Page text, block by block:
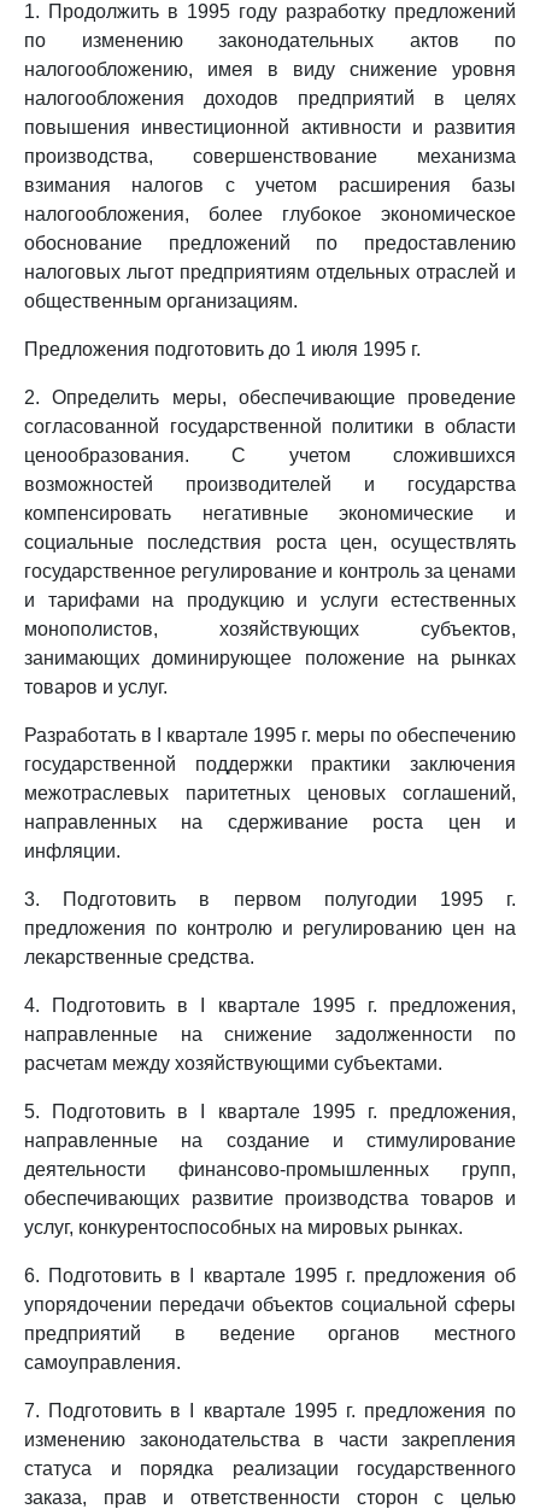
1. Продолжить в 1995 году разработку предложений
по изменению законодательных актов по
налогообложению, имея в виду снижение уровня
налогообложения доходов предприятий в целях
повышения инвестиционной активности и развития
производства, совершенствование механизма
взимания налогов с учетом расширения базы
налогообложения, более глубокое экономическое
обоснование предложений по предоставлению
налоговых льгот предприятиям отдельных отраслей и
общественным организациям.
Предложения подготовить до 1 июля 1995 г.
2. Определить меры, обеспечивающие проведение
согласованной государственной политики в области
ценообразования. С учетом сложившихся
возможностей производителей и государства
компенсировать негативные экономические и
социальные последствия роста цен, осуществлять
государственное регулирование и контроль за ценами
и тарифами на продукцию и услуги естественных
монополистов, хозяйствующих субъектов,
занимающих доминирующее положение на рынках
товаров и услуг.
Разработать в I квартале 1995 г. меры по обеспечению
государственной поддержки практики заключения
межотраслевых паритетных ценовых соглашений,
направленных на сдерживание роста цен и
инфляции.
3. Подготовить в первом полугодии 1995 г.
предложения по контролю и регулированию цен на
лекарственные средства.
4. Подготовить в I квартале 1995 г. предложения,
направленные на снижение задолженности по
расчетам между хозяйствующими субъектами.
5. Подготовить в I квартале 1995 г. предложения,
направленные на создание и стимулирование
деятельности финансово-промышленных групп,
обеспечивающих развитие производства товаров и
услуг, конкурентоспособных на мировых рынках.
6. Подготовить в I квартале 1995 г. предложения об
упорядочении передачи объектов социальной сферы
предприятий в ведение органов местного
самоуправления.
7. Подготовить в I квартале 1995 г. предложения по
изменению законодательства в части закрепления
статуса и порядка реализации государственного
заказа, прав и ответственности сторон с целью